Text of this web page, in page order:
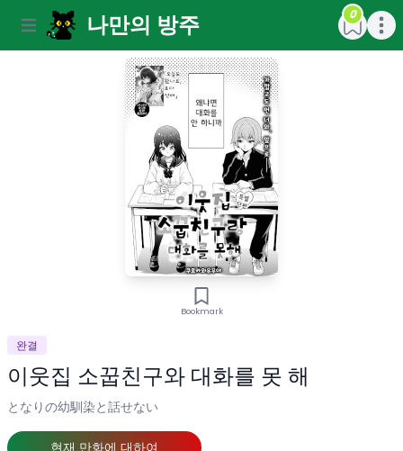
Open main menu나만의 방주 Open
0
Bookmark
완결
이웃집 소꿉친구와 대화를 못 해
となりの幼馴染と話せない
현재 만화에 대하여